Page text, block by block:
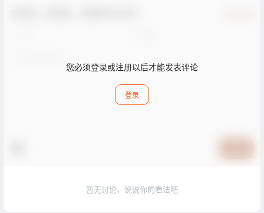
您必须登录或注册以后才能发表评论
登录
暂无讨论，说说你的看法吧